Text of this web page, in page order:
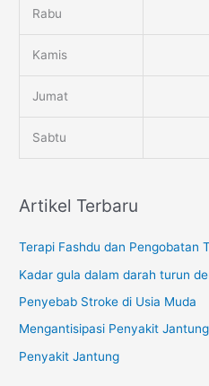
Rabu
Kamis
Jumat
Sabtu
Artikel Terbaru
Terapi Fashdu dan Pengobatan
Kadar gula dalam darah turun
Penyebab Stroke di Usia Muda
Mengantisipasi Penyakit
Penyakit Jantung